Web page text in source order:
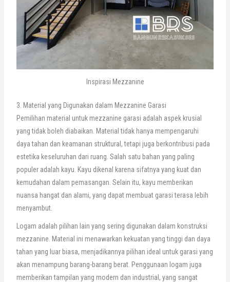
Inspirasi Mezzanine
3. Material yang Digunakan dalam Mezzanine Garasi
Pemilihan material untuk mezzanine garasi adalah aspek krusial
yang tidak boleh diabaikan. Material tidak hanya mempengaruhi
daya tahan dan keamanan struktural, tetapi juga berkontribusi pada
estetika keseluruhan dari ruang. Salah satu bahan yang paling
populer adalah kayu. Kayu dikenal karena sifatnya yang kuat dan
kemudahan dalam pemasangan. Selain itu, kayu memberikan
nuansa hangat dan alami, yang dapat membuat garasi terasa lebih
menyambut.
Logam adalah pilihan lain yang sering digunakan dalam konstruksi
mezzanine. Material ini menawarkan kekuatan yang tinggi dan daya
tahan yang luar biasa, menjadikannya pilihan ideal untuk garasi yang
akan menampung barang-barang berat. Penggunaan logam juga
memberikan tampilan yang modern dan industrial, yang sangat